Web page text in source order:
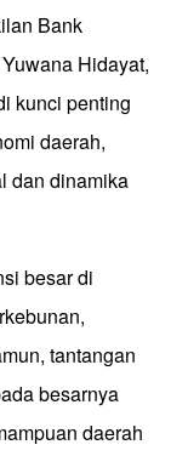
Bank
Hidayat,
kunci penting
daerah,
dan dinamika
besar di
tantangan
besarnya
daerah